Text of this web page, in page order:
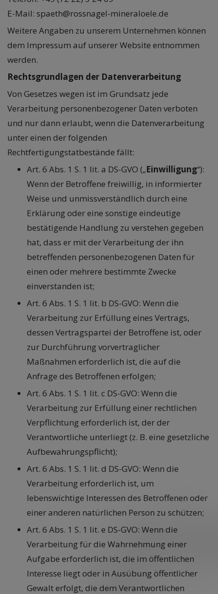
E-Mail: spaeth@rossnagel-mineraloele.de
Weitere Angaben zu unserem Unternehmen können
dem Impressum auf unserer Website entnommen
werden.
Rechtsgrundlagen der Datenverarbeitung
Von Gesetzes wegen ist im Grundsatz jede
Verarbeitung personenbezogener Daten verboten
und nur dann erlaubt, wenn die Datenverarbeitung
unter einen der folgenden
Rechtfertigungstatbestände fällt:
Art. 6 Abs. 1 S. 1 lit. a DS-GVO („Einwilligung“):
Wenn der Betroffene freiwillig, in informierter
Weise und unmissverständlich durch eine
Erklärung oder eine sonstige eindeutige
bestätigende Handlung zu verstehen gegeben
hat, dass er mit der Verarbeitung der ihn
betreffenden personenbezogenen Daten für
einen oder mehrere bestimmte Zwecke
einverstanden ist;
Art. 6 Abs. 1 S. 1 lit. b DS-GVO: Wenn die
Verarbeitung zur Erfüllung eines Vertrags,
dessen Vertragspartei der Betroffene ist, oder
zur Durchführung vorvertraglicher
Maßnahmen erforderlich ist, die auf die
Anfrage des Betroffenen erfolgen;
Art. 6 Abs. 1 S. 1 lit. c DS-GVO: Wenn die
Verarbeitung zur Erfüllung einer rechtlichen
Verpflichtung erforderlich ist, der der
Verantwortliche unterliegt (z. B. eine gesetzliche
Aufbewahrungspflicht);
Art. 6 Abs. 1 S. 1 lit. d DS-GVO: Wenn die
Verarbeitung erforderlich ist, um
lebenswichtige Interessen des Betroffenen oder
einer anderen natürlichen Person zu schützen;
Art. 6 Abs. 1 S. 1 lit. e DS-GVO: Wenn die
Verarbeitung für die Wahrnehmung einer
Aufgabe erforderlich ist, die im öffentlichen
Interesse liegt oder in Ausübung öffentlicher
Gewalt erfolgt, die dem Verantwortlichen